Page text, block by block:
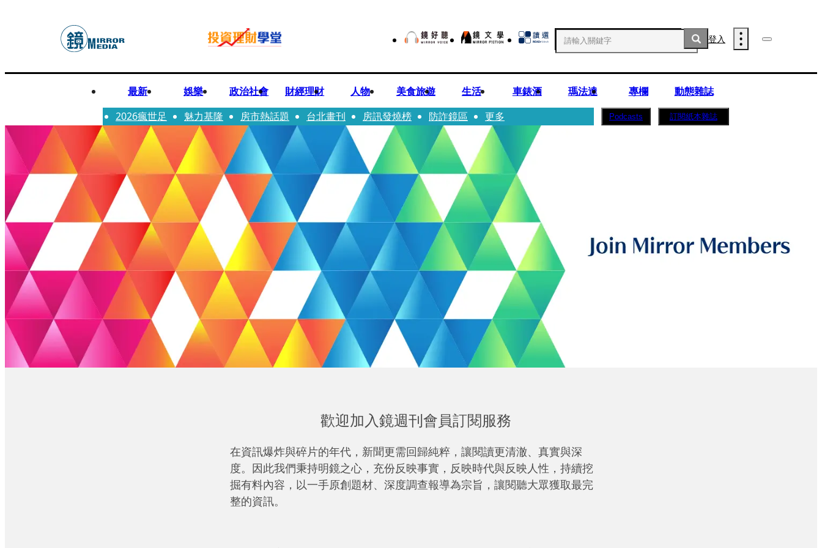
登入
最新 娛樂 政治社會 財經理財 人物 美食旅遊 生活 車錶酒 瑪法達 專欄
動態雜誌
2026瘋世足
魅力基隆 房市熱話題 台北畫刊 房訊發燒榜 防詐鏡區 更多 Podcasts 訂閱紙本雜誌
歡迎加入鏡週刊會員訂閱服務
在資訊爆炸與碎片的年代，新聞更需回歸純粹，讓閱讀更清澈、真實與深
度。因此我們秉持明鏡之心，充份反映事實，反映時代與反映人性，持續挖
掘有料內容，以一手原創題材、深度調查報導為宗旨，讓閱聽大眾獲取最完
整的資訊。